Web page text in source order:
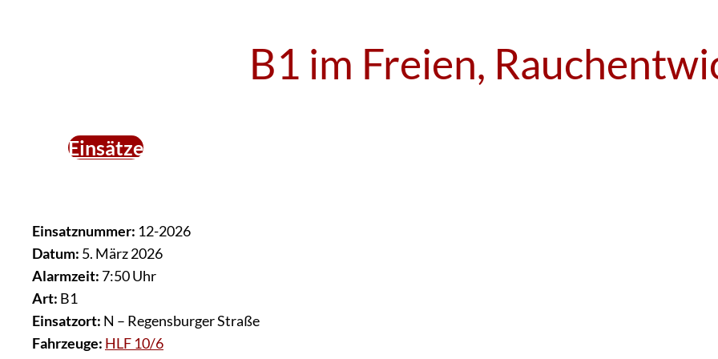
B1 im Freien,
Einsätze
Einsatznummer: 12-2026
Datum: 5. März 2026
Alarmzeit: 7:50 Uhr
Art: B1
Einsatzort: N – Regensburger Straße
Fahrzeuge: HLF 10/6